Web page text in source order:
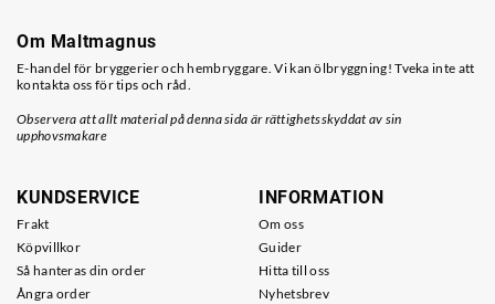
Om Maltmagnus
E-handel för bryggerier och hembryggare. Vi kan ölbryggning! Tveka inte att
kontakta oss för tips och råd.
Observera att allt material på denna sida är rättighetsskyddat av sin
upphovsmakare
KUNDSERVICE
Frakt
Köpvillkor
Så hanteras din order
Ångra order
INFORMATION
Om oss
Guider
Hitta till oss
Nyhetsbrev